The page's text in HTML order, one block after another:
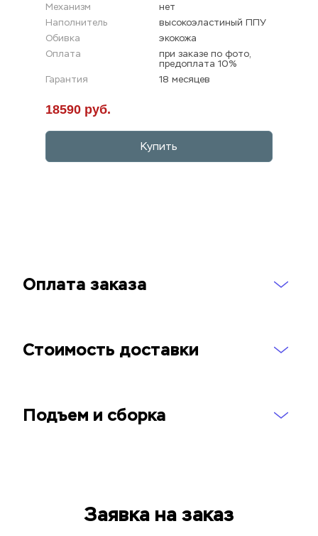
Механизм
нет
Наполнитель
высокоэластиный ППУ
Обивка
экокожа
Оплата
при заказе по фото,
предоплата 10%
Гарантия
18 месяцев
18590 руб.
Купить
Оплата заказа
Стоимость доставки
Подъем и сборка
Заявка на заказ